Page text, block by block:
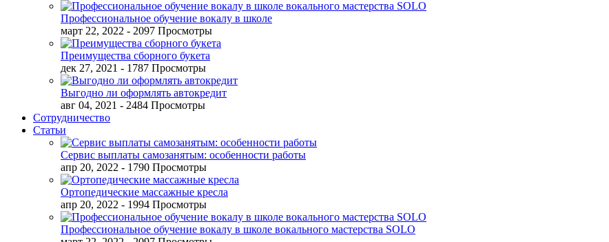
Профессиональное обучение вокалу в школе
март 22, 2022 - 2097 Просмотры
Преимущества сборного букета
дек 27, 2021 - 1787 Просмотры
Выгодно ли оформлять автокредит
авг 04, 2021 - 2484 Просмотры
Сотрудничество
Статьи
Сервис выплаты самозанятым: особенности работы
апр 20, 2022 - 1790 Просмотры
Ортопедические массажные кресла
апр 20, 2022 - 1994 Просмотры
Профессиональное обучение вокалу в школе вокального мастерства SOLO